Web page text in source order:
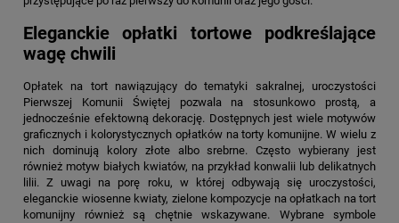
Eleganckie opłatki tortowe podkreślające
wagę chwili
Opłatek na tort nawiązujący do tematyki sakralnej, uroczystości
Pierwszej Komunii Świętej pozwala na stosunkowo prostą, a
jednocześnie efektowną dekorację. Dostępnych jest wiele motywów
graficznych i kolorystycznych opłatków na torty komunijne. W wielu z
nich dominują kolory złote albo srebrne. Często wybierany jest
również motyw białych kwiatów, na przykład konwalii lub delikatnych
lilii. Z uwagi na porę roku, w której odbywają się uroczystości,
eleganckie wiosenne kwiaty, zielone kompozycje na opłatkach na tort
komunijny również są chętnie wskazywane. Wybrane symbole